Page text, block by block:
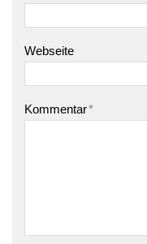
Webseite
Kommentar*